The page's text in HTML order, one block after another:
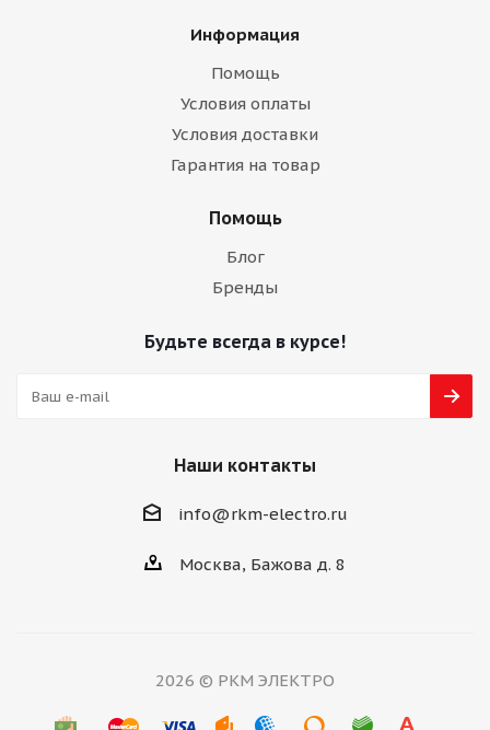
Информация
Помощь
Условия оплаты
Условия доставки
Гарантия на товар
Помощь
Блог
Бренды
Будьте всегда в курсе!
Наши контакты
info@rkm-electro.ru
Москва, Бажова д. 8
2026 © РКМ ЭЛЕКТРО